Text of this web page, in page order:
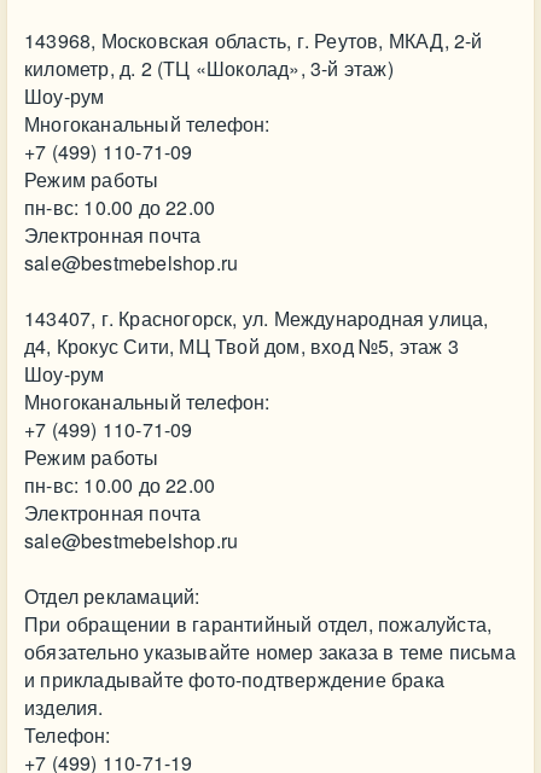
143968, Московская область, г. Реутов, МКАД, 2-й
километр, д. 2 (ТЦ «Шоколад», 3-й этаж)
Шоу-рум
Многоканальный телефон:
+7 (499) 110-71-09
Режим работы
пн-вс: 10.00 до 22.00
Электронная почта
sale@bestmebelshop.ru
143407, г. Красногорск, ул. Международная улица,
д4, Крокус Сити, МЦ Твой дом, вход №5, этаж 3
Шоу-рум
Многоканальный телефон:
+7 (499) 110-71-09
Режим работы
пн-вс: 10.00 до 22.00
Электронная почта
sale@bestmebelshop.ru
Отдел рекламаций:
При обращении в гарантийный отдел, пожалуйста,
обязательно указывайте номер заказа в теме письма
и прикладывайте фото-подтверждение брака
изделия.
Телефон:
+7 (499) 110-71-19